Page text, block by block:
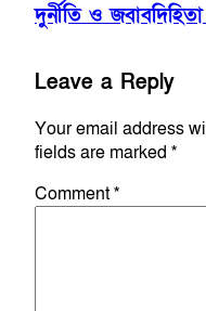
দুর্নীতি ও
Leave a Reply
Your email address
fields are marked *
Comment*